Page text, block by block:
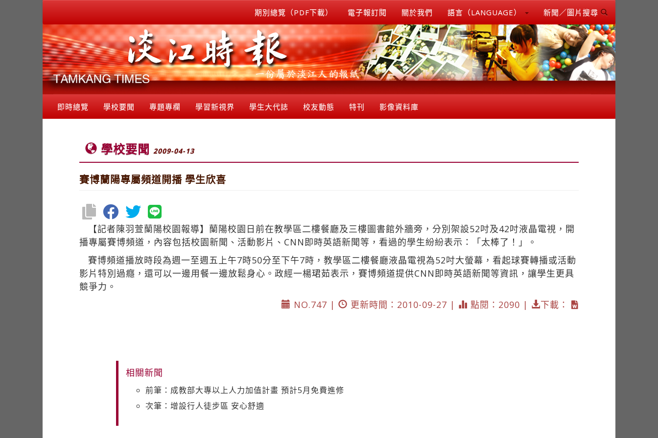
期別總覽（PDF下載） 電子報訂閱 關於我們 語言（LANGUAGE） 新聞／圖片搜尋
即時總覽 學校要聞 專題專欄 學習新視界 學生大代誌 校友動態 特刊 影像資料庫
學校要聞 2009-04-13
賽博蘭陽專屬頻道開播 學生欣喜
【記者陳羽萱蘭陽校園報導】蘭陽校園日前在教學區二樓餐廳及三樓圖書館外牆旁，分別架設52吋及42吋液晶電視，開
播專屬賽博頻道，內容包括校園新聞、活動影片、CNN即時英語新聞等，看過的學生紛紛表示：「太棒了！」。
賽博頻道播放時段為週一至週五上午7時50分至下午7時，教學區二樓餐廳液晶電視為52吋大螢幕，看起球賽轉播或活動
影片特別過癮，還可以一邊用餐一邊放鬆身心。政經一楊珺茹表示，賽博頻道提供CNN即時英語新聞等資訊，讓學生更具
競爭力。
NO.747 |
更新時間：2010-09-27 | 點閱：2090 | 下載：
相關新聞
前筆：成教部大專以上人力加值計畫 預計5月免費進修
次筆：增設行人徒步區 安心舒適